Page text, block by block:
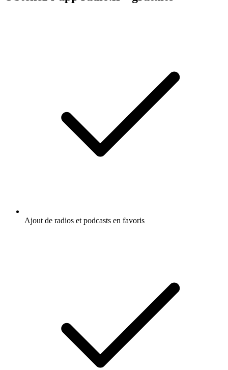
Ajout de radios et podcasts en favoris